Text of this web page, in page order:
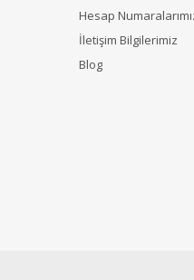
Hesap
İletişim Bilgilerimiz
Blog